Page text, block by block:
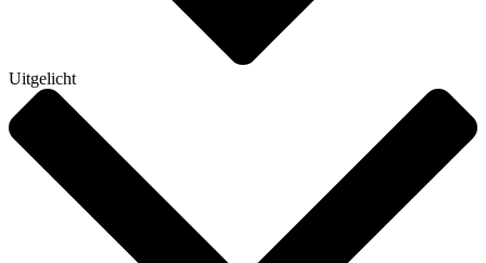
Uitgelicht